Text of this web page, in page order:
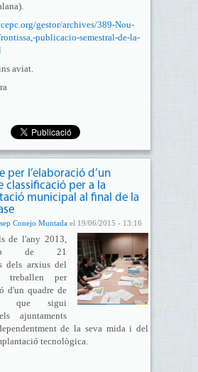
gestor/archives/389-Nou-
publicacio-semestral-de-la-
aviat.
per l’elaboració d’un
classificació per a la
municipal al final de la
Conejo Muntadael 19/06/2015 - 13:16
de l'any 2013,
de 21
dels arxius del
treballen per
d'un quadre de
que sigui
ajuntaments
de la seva mida i del
tecnològica.